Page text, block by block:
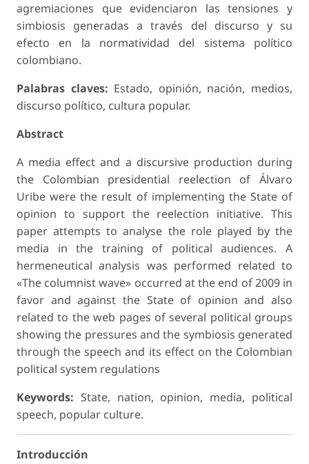
agremiaciones que evidenciaron las tensiones y
simbiosis generadas a través del discurso y su
efecto en la normatividad del sistema político
colombiano.
Palabras claves: Estado, opinión, nación, medios,
discurso político, cultura popular.
Abstract
A media effect and a discursive production during
the Colombian presidential reelection of Álvaro
Uribe were the result of implementing the State of
opinion to support the reelection initiative. This
paper attempts to analyse the role played by the
media in the training of political audiences. A
hermeneutical analysis was performed related to
«The columnist wave» occurred at the end of 2009 in
favor and against the State of opinion and also
related to the web pages of several political groups
showing the pressures and the symbiosis generated
through the speech and its effect on the Colombian
political system regulations
Keywords: State, nation, opinion, media, political
speech, popular culture.
Introducción